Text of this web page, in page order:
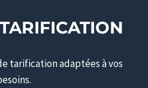
tarification adaptées à vos